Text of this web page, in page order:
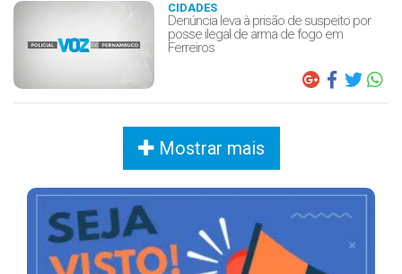
CIDADES
Denúncia leva à prisão de suspeito por
posse ilegal de arma de fogo em
Ferreiros
Mostrar mais